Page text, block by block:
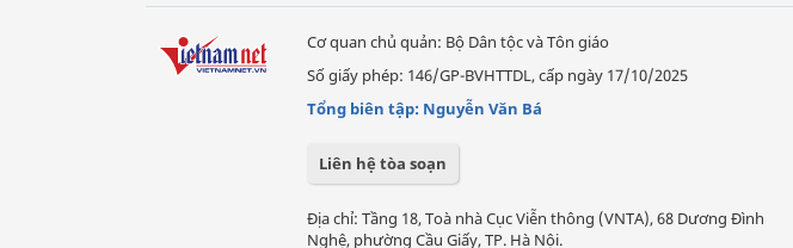
Cơ quan chủ quản: Bộ Dân tộc và Tôn giáo
Số giấy phép: 146/GP-BVHTTDL, cấp ngày 17/10/2025
Tổng biên tập: Nguyễn Văn Bá
Liên hệ tòa soạn
Địa chỉ: Tầng 18, Toà nhà Cục Viễn thông (VNTA), 68 Dương Đình
Nghệ, phường Cầu Giấy, TP. Hà Nội.